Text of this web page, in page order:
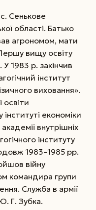
Сенькове
області. Батько
агрономом, мати
вищу освіту
1983 р. закінчив
інститут
виховання».
економіки
внутрішніх
інституту
1983–1985 рр.
війну
командира групи
Служба в армії
Г. Зубка.